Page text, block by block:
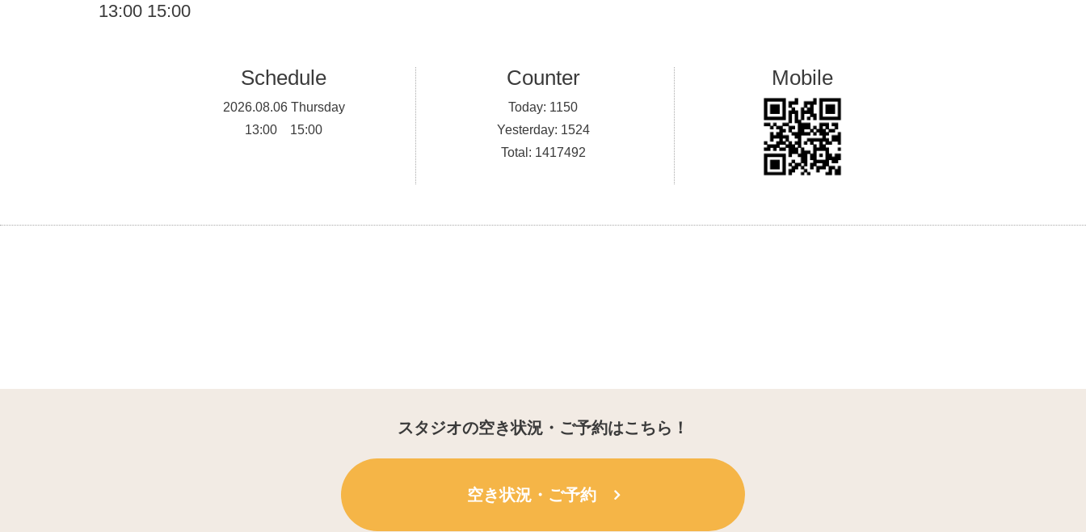
13:00 15:00
Schedule
2026.08.06 Thursday
13:00 15:00
Counter
Today: 1150
Yesterday: 1524
Total: 1417492
Mobile
スタジオの空き状況・ご予約はこちら！
空き状況・ご予約